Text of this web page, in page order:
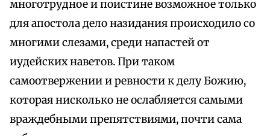
многотрудное и поистине возможное только
для апостола дело назидания происходило со
многими слезами, среди напастей от
иудейских наветов. При таком
самоотвержении и ревности к делу Божию,
которая нисколько не ослабляется самыми
враждебными препятствиями, почти сама